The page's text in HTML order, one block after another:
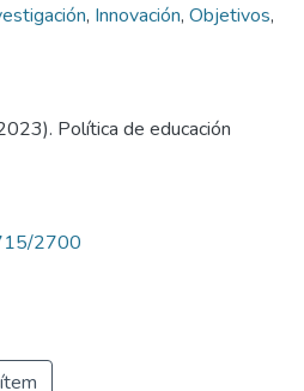
, Innovación, Objetivos,
Política de educación
2700